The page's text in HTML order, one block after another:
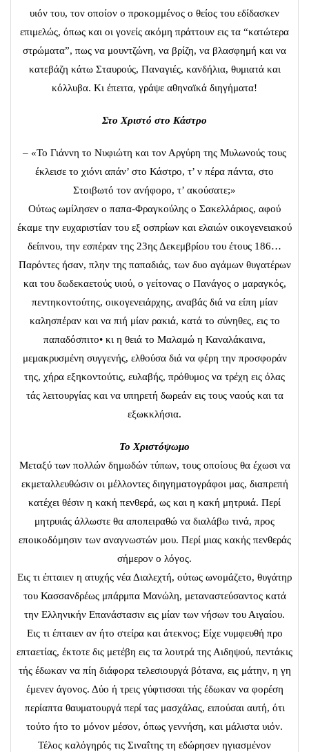
υιόν του, τον οποίον ο προκομμένος ο θείος του εδίδασκεν
επιμελώς, όπως και οι γονείς ακόμη πράττουν εις τα “κατώτερα
στρώματα”, πως να μουντζώνη, να βρίζη, να βλασφημή και να
κατεβάζη κάτω Σταυρούς, Παναγιές, κανδήλια, θυμιατά και
κόλλυβα. Κι έπειτα, γράψε αθηναϊκά διηγήματα!
Στο Χριστό στο Κάστρο
– «Το Γιάννη το Νυφιώτη και τον Αργύρη της Μυλωνούς τους
έκλεισε το χιόνι απάν’ στο Κάστρο, τ’ ν πέρα πάντα, στο
Στοιβωτό τον ανήφορο, τ’ ακούσατε;»
Ούτως ωμίλησεν ο παπα-Φραγκούλης ο Σακελλάριος, αφού
έκαμε την ευχαριστίαν του εξ οσπρίων και ελαιών οικογενειακού
δείπνου, την εσπέραν της 23ης Δεκεμβρίου του έτους 186…
Παρόντες ήσαν, πλην της παπαδιάς, των δυο αγάμων θυγατέρων
και του δωδεκαετούς υιού, ο γείτονας ο Πανάγος ο μαραγκός,
πεντηκοντούτης, οικογενειάρχης, αναβάς διά να είπη μίαν
καλησπέραν και να πιή μίαν ρακιά, κατά το σύνηθες, εις το
παπαδόσπιτο• κι η θειά το Μαλαμώ η Καναλάκαινα,
μεμακρυσμένη συγγενής, ελθούσα διά να φέρη την προσφοράν
της, χήρα εξηκοντούτις, ευλαβής, πρόθυμος να τρέχη εις όλας
τάς λειτουργίας και να υπηρετή δωρεάν εις τους ναούς και τα
εξωκκλήσια.
Το Χριστόψωμο
Μεταξύ των πολλών δημωδών τύπων, τους οποίους θα έχωσι να
εκμεταλλευθώσιν οι μέλλοντες διηγηματογράφοι μας, διαπρεπή
κατέχει θέσιν η κακή πενθερά, ως και η κακή μητρυιά. Περί
μητρυιάς άλλωστε θα αποπειραθώ να διαλάβω τινά, προς
εποικοδόμησιν των αναγνωστών μου. Περί μιας κακής πενθεράς
σήμερον ο λόγος.
Εις τι έπταιεν η ατυχής νέα Διαλεχτή, ούτως ωνομάζετο, θυγάτηρ
του Κασσανδρέως μπάρμπα Μανώλη, μεταναστεύσαντος κατά
την Ελληνικήν Επανάστασιν εις μίαν των νήσων του Αιγαίου.
Εις τι έπταιεν αν ήτο στείρα και άτεκνος; Είχε νυμφευθή προ
επταετίας, έκτοτε δις μετέβη εις τα λουτρά της Αιδηψού, πεντάκις
τής έδωκαν να πίη διάφορα τελεσιουργά βότανα, εις μάτην, η γη
έμενεν άγονος. Δύο ή τρεις γύφτισσαι τής έδωκαν να φορέση
περίαπτα θαυματουργά περί τας μασχάλας, ειπούσαι αυτή, ότι
τούτο ήτο το μόνον μέσον, όπως γεννήση, και μάλιστα υιόν.
Τέλος καλόγηρός τις Σιναΐτης τη εδώρησεν ηγιασμένον